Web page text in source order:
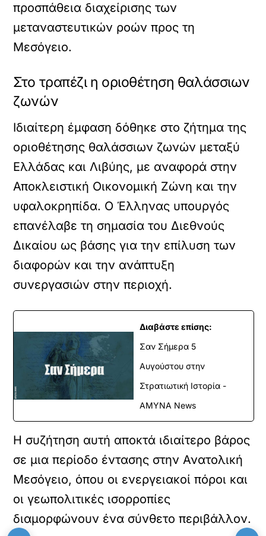
προσπάθεια διαχείρισης των
μεταναστευτικών ροών προς τη
Μεσόγειο.
Στο τραπέζι η οριοθέτηση θαλάσσιων
ζωνών
Ιδιαίτερη έμφαση δόθηκε στο ζήτημα της
οριοθέτησης θαλάσσιων ζωνών μεταξύ
Ελλάδας και Λιβύης, με αναφορά στην
Αποκλειστική Οικονομική Ζώνη και την
υφαλοκρηπίδα. Ο Έλληνας υπουργός
επανέλαβε τη σημασία του Διεθνούς
Δικαίου ως βάσης για την επίλυση των
διαφορών και την ανάπτυξη
συνεργασιών στην περιοχή.
Διαβάστε επίσης:
Σαν Σήμερα 5
Αυγούστου στην
Στρατιωτική Ιστορία -
ΑΜΥΝΑ News
Η συζήτηση αυτή αποκτά ιδιαίτερο βάρος
σε μια περίοδο έντασης στην Ανατολική
Μεσόγειο, όπου οι ενεργειακοί πόροι και
οι γεωπολιτικές ισορροπίες
διαμορφώνουν ένα σύνθετο περιβάλλον.